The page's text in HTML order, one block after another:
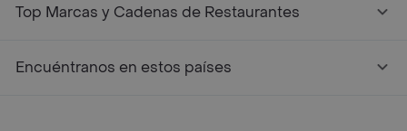
Top Marcas y Cadenas de Restaurantes
Encuéntranos en estos países